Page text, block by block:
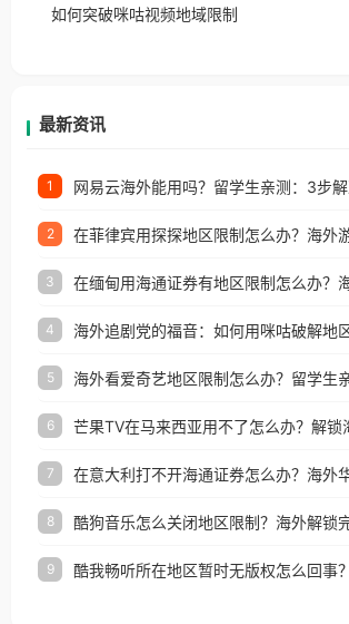
户收听网易云音乐地区版权限制」
如何突破咪咕视频地域限制
最新资讯
1
2
3
4
5
6 芒果TV在马来西亚用不了怎么办？解锁
7
8
9